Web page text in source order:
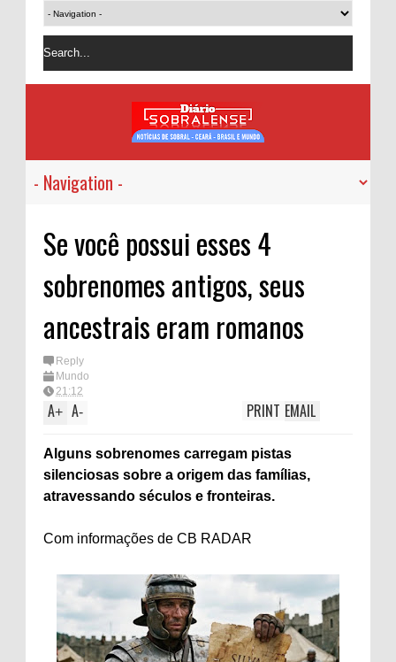
Se você possui esses 4
sobrenomes antigos, seus
ancestrais eram romanos
Reply
Mundo
21:12
A+ A- EMAIL
PRINT
Alguns sobrenomes carregam pistas
silenciosas sobre a origem das famílias,
atravessando séculos e fronteiras.
Com informações de CB RADAR